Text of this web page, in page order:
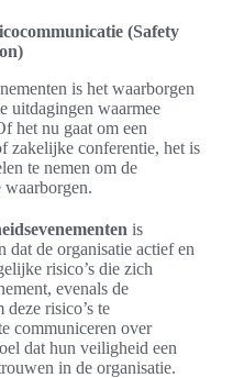
(Safety
is het waarborgen
uitdagingen waarmee
het nu gaat om een
zakelijke conferentie, het is
te nemen om de
is
dat de organisatie actief en
risico’s die zich
evenals de
risico’s te
communiceren over
dat hun veiligheid een
in de organisatie.